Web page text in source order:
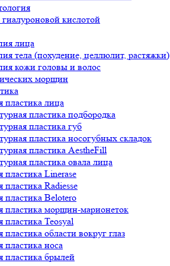
кислотой
лица
тела (похудение, целлюлит, растяжки)
кожи головы и волос
морщин
пластика лица
пластика подбородка
пластика губ
пластика носогубных складок
пластика AestheFill
пластика овала лица
пластика Linerase
пластика Radiesse
пластика Belotero
пластика морщин-марионеток
пластика Teosyal
пластика области вокруг глаз
пластика носа
пластика брылей